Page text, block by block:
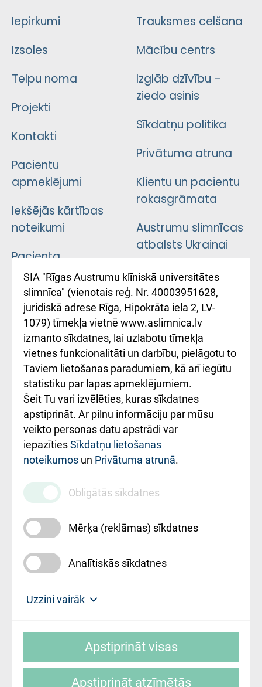
Iepirkumi
Izsoles
Telpu noma
Projekti
Kontakti
Pacientu
apmeklējumi
Iekšējās kārtības
noteikumi
Pacienta
atsauksmju/sūdzību
iesniegšanas
kārtība
Kā pie mums nokļūt
Rēķinu apmaksas
ceļvedis
Rekvizīti un
ārstniecības
iestādes kods
010000234
Maksas
pakalpojumu
cenrādis
Trauksmes celšana
Mācību centrs
Izglāb dzīvību –
ziedo asinis
Sīkdatņu politika
Privātuma atruna
Klientu un pacientu
rokasgrāmata
Austrumu slimnīcas
atbalsts Ukrainai
Підтримка Східної
лікарні та співпраця з
Україною
SIA "Rīgas Austrumu klīniskā universitātes
slimnīca" (vienotais reģ. Nr. 40003951628,
juridiskā adrese Rīga, Hipokrāta iela 2, LV-
1079) tīmekļa vietnē www.aslimnica.lv
izmanto sīkdatnes, lai uzlabotu tīmekļa
vietnes funkcionalitāti un darbību, pielāgotu to
Taviem lietošanas paradumiem, kā arī iegūtu
statistiku par lapas apmeklējumiem.
Šeit Tu vari izvēlēties, kuras sīkdatnes
apstiprināt. Ar pilnu informāciju par mūsu
veikto personas datu apstrādi var
iepazītiesSīkdatņu lietošanas
noteikumos un Privātuma atrunā.
Obligātās sīkdatnes
Mērķa (reklāmas) sīkdatnes
Analītiskās sīkdatnes
Uzzini vairāk
slimnīca, turpmāk – Pārzinis, sīkdatņu
Apstiprināt visas
Apstiprināt atzīmētās